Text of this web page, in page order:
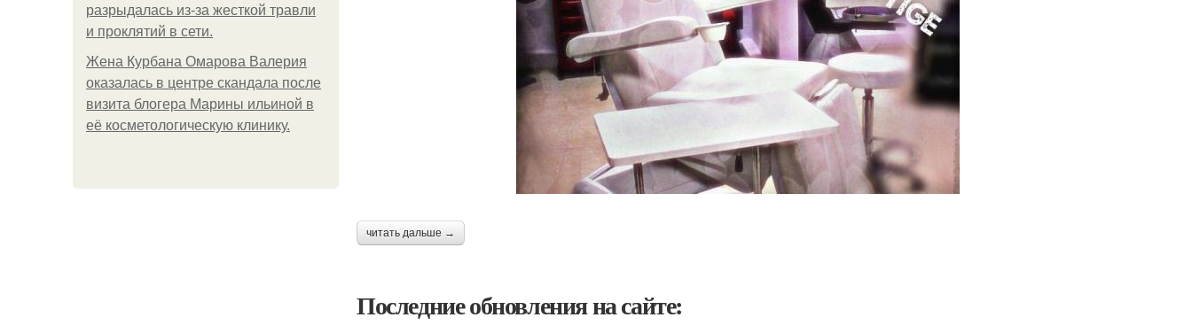
разрыдалась из-за жесткой травли
и проклятий в сети.
Жена Курбана Омарова Валерия
оказалась в центре скандала после
визита блогера Марины ильиной в
её косметологическую клинику.
читать дальше →
Последние обновления на сайте: